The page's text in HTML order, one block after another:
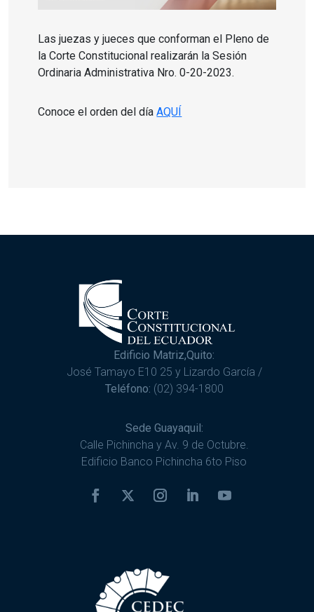
Las juezas y jueces que conforman el Pleno de
la Corte Constitucional realizarán la Sesión
Ordinaria Administrativa Nro. 0-20-2023.
Conoce el orden del díaAQUÍ
Edificio Matriz,Quito:
José Tamayo E10 25 y Lizardo García /
Teléfono: (02) 394-1800
Sede Guayaquil:
Calle Pichincha y Av. 9 de Octubre.
Edificio Banco Pichincha 6to Piso